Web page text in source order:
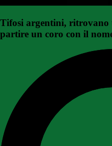
Tifosi argentini, ritrovano
partire un coro con il